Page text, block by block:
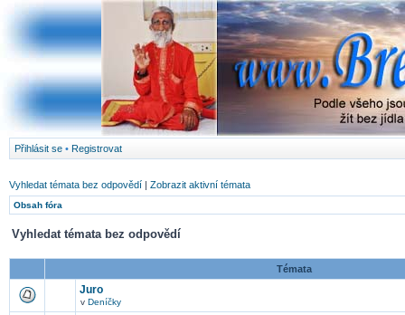
Přihlásit se • Registrovat
Vyhledat témata bez odpovědí | Zobrazit aktivní témata
Obsah fóra
Vyhledat témata bez odpovědí
Témata
Juro
v Deníčky